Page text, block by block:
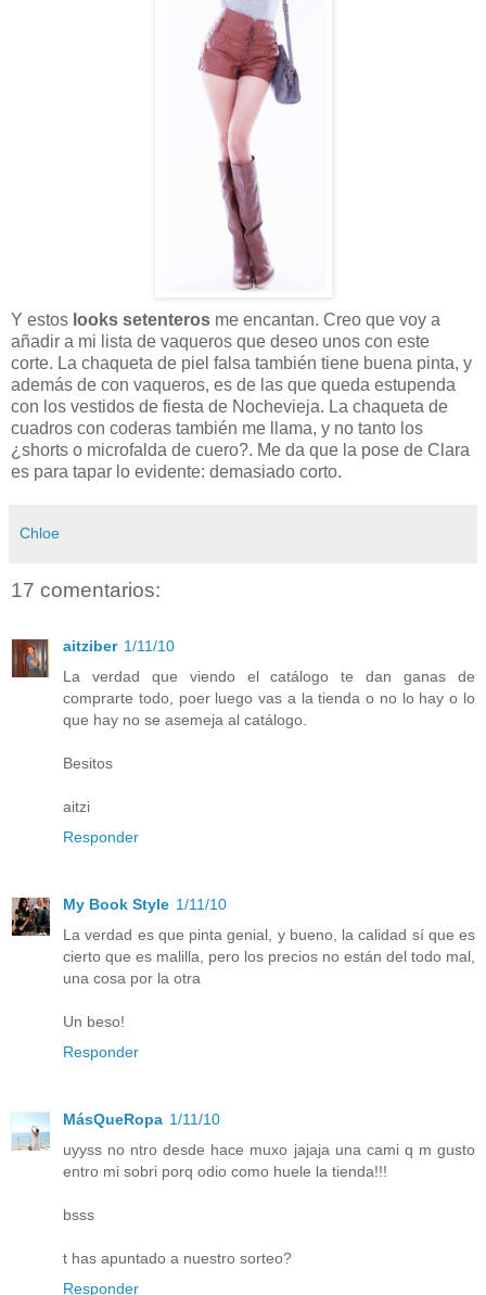
Y estos looks setenteros me encantan. Creo que voy a
añadir a mi lista de vaqueros que deseo unos con este
corte. La chaqueta de piel falsa también tiene buena pinta, y
además de con vaqueros, es de las que queda estupenda
con los vestidos de fiesta de Nochevieja. La chaqueta de
cuadros con coderas también me llama, y no tanto los
¿shorts o microfalda de cuero?. Me da que la pose de Clara
es para tapar lo evidente: demasiado corto.
Chloe
17 comentarios:
aitziber 1/11/10
La verdad que viendo el catálogo te dan ganas de
comprarte todo, poer luego vas a la tienda o no lo hay o lo
que hay no se asemeja al catálogo.
Besitos
aitzi
Responder
My Book Style 1/11/10
La verdad es que pinta genial, y bueno, la calidad sí que es
cierto que es malilla, pero los precios no están del todo mal,
una cosa por la otra
Un beso!
Responder
MásQueRopa 1/11/10
uyyss no ntro desde hace muxo jajaja una cami q m gusto
entro mi sobri porq odio como huele la tienda!!!
bsss
t has apuntado a nuestro sorteo?
Responder